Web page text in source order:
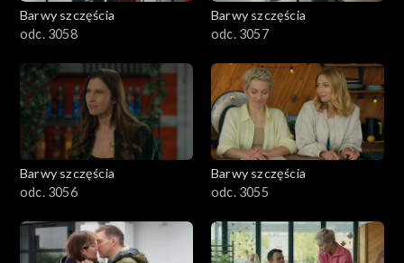
Barwy szczęścia
odc. 3058
Barwy szczęścia
odc. 3057
Barwy szczęścia
odc. 3056
Barwy szczęścia
odc. 3055